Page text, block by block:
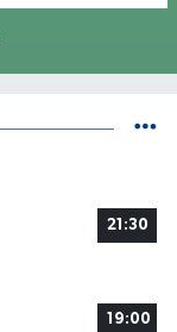
21:30
19:00